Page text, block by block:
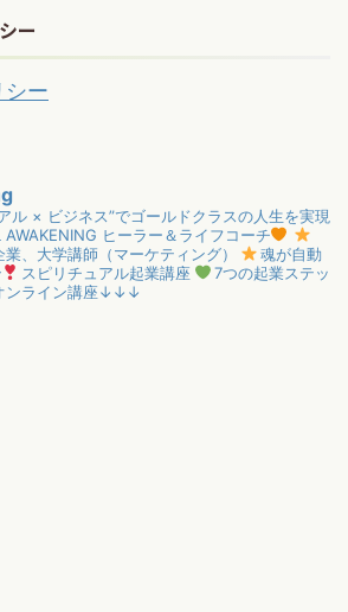
ー
シー
ル × ビジネス”でゴールドクラスの人生を実現
AWAKENING ヒーラー＆ライフコーチ
、大学講師（マーケティング）
魂が自動
スピリチュアル起業講座
7つの起業ステッ
ンライン講座↓↓↓